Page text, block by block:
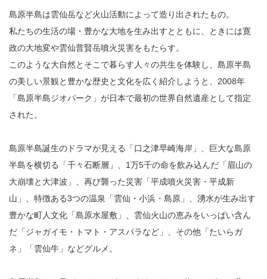
島原半島は雲仙岳など火山活動によって造り出されたもの。
私たちの生活の場・豊かな大地を生み出すとともに、ときには寛
政の大地変や雲仙普賢岳噴火災害をもたらす。
このような大自然とそこで暮らす人々の共生を体験し、島原半島
の美しい景観と豊かな歴史と文化を広く紹介しようと、2008年
「島原半島ジオパーク」が日本で最初の世界自然遺産として指定
された。
島原半島誕生のドラマが見える「口之津早崎海岸」、巨大な島原
半島を横切る「千々石断層」、1万5千の命を飲み込んだ「眉山の
大崩壊と大津波」、再び襲った災害「平成噴火災害・平成新
山」、特徴ある3つの温泉「雲仙・小浜・島原」、湧水が生み出す
豊かな町人文化「島原水屋敷」、雲仙火山の恵みをいっぱい含ん
だ「ジャガイモ・トマト・アスパラなど」、その他「たいらガ
ネ」「雲仙牛」などグルメ。